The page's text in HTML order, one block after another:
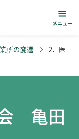
メニュー
所の変遷
2．医
亀田